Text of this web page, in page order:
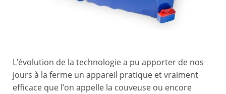
L’évolution de la technologie a pu apporter de nos
jours à la ferme un appareil pratique et vraiment
efficace que l’on appelle la couveuse ou encore